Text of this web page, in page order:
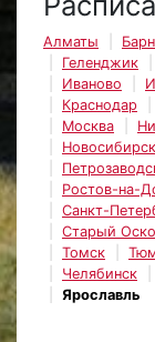
Алматы
Геленджик
Иваново
Краснодар
Москва
Новосибирск
Ростов-на-
Санкт-
Старый
Томск
Челябинск
Ярославль